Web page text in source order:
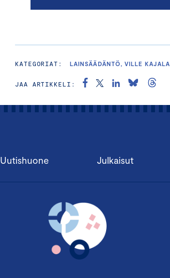
KATEGORIAT: LAINSÄÄDÄNTÖ, VILLE KAJALA
JAA ARTIKKELI:
Uutishuone Julkaisut